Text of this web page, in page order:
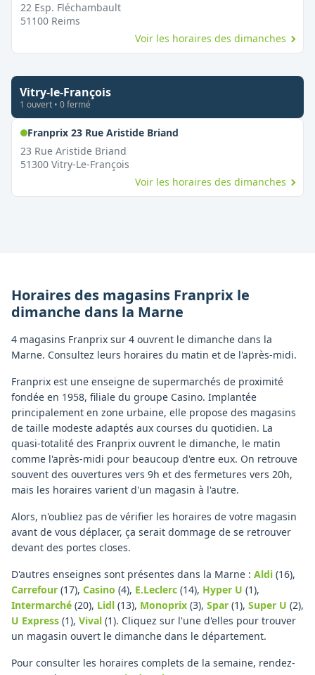
22 Esp. Fléchambault
51100 Reims
Voir les horaires des dimanches
Vitry-le-François
1 ouvert • 0fermé
Franprix 23 Rue Aristide Briand,
23 Rue Aristide Briand
51300 Vitry-Le-François
Voir les horaires des dimanches
Horaires des magasins Franprix le
dimanche dans la Marne
4 magasins Franprix sur 4 ouvrent le dimanche dans la
Marne. Consultez leurs horaires du matin et de l'après-midi.
Franprix est une enseigne de supermarchés de proximité
fondée en 1958, filiale du groupe Casino. Implantée
principalement en zone urbaine, elle propose des magasins
de taille modeste adaptés aux courses du quotidien. La
quasi-totalité des Franprix ouvrent le dimanche, le matin
comme l'après-midi pour beaucoup d'entre eux. On retrouve
souvent des ouvertures vers 9h et des fermetures vers 20h,
mais les horaires varient d'un magasin à l'autre.
Alors, n'oubliez pas de vérifier les horaires de votre magasin
avant de vous déplacer, ça serait dommage de se retrouver
devant des portes closes.
D'autres enseignes sont présentes dans la Marne : Aldi (16),
Carrefour (17), Casino (4), E.Leclerc (14), Hyper U (1),
Intermarché (20), Lidl (13), Monoprix (3), Spar (1), Super U (2),
U Express (1), Vival (1). Cliquez sur l'une d'elles pour trouver
un magasin ouvert le dimanche dans le département.
Pour consulter les horaires complets de la semaine, rendez-